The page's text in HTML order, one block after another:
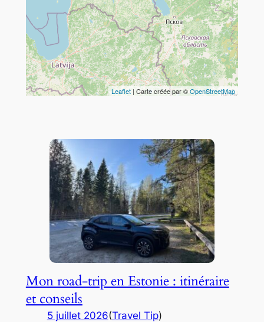
Leaflet | Carte créée par ©OpenStreetMap
Mon road-trip en Estonie : itinéraire
et conseils
5 juillet 2026(Travel Tip)